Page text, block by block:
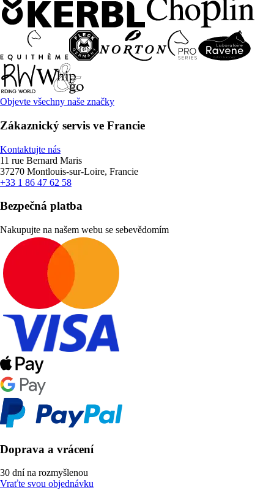
Objevte všechny naše značky
Zákaznický servis ve Francie
Kontaktujte nás
11 rue Bernard Maris
37270 Montlouis-sur-Loire, Francie
+33 1 86 47 62 58
Bezpečná platba
Nakupujte na našem webu se sebevědomím
Doprava a vrácení
30 dní na rozmyšlenou
Vraťte svou objednávku